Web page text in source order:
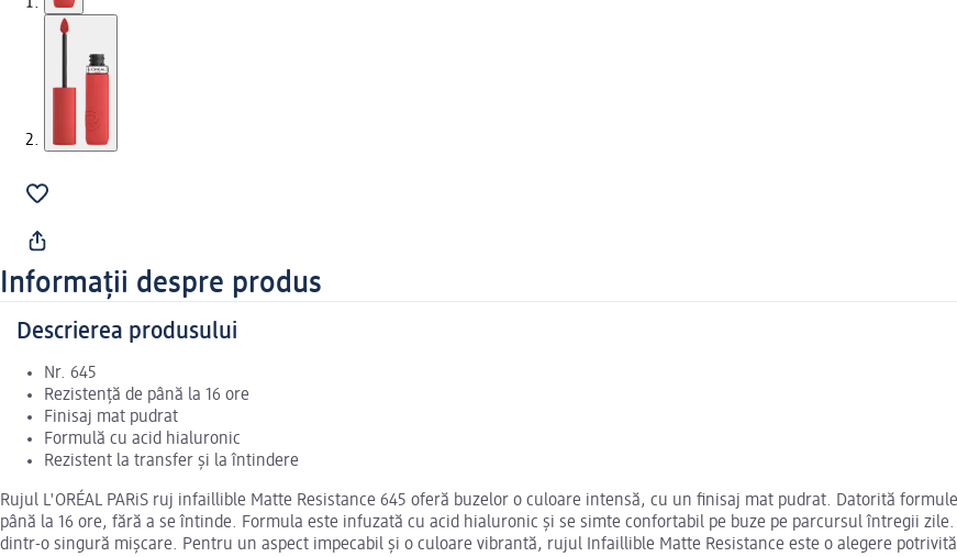
Informații despre produs
Descrierea produsului
Nr. 645
Rezistență de până la 16 ore
Finisaj mat pudrat
Formulă cu acid hialuronic
Rezistent la transfer și la întindere
Rujul L'ORÉAL PARiS ruj infaillible Matte Resistance 645 oferă buzelor o culoare intensă, cu un finisaj mat pudrat. Datorită
până la 16 ore, fără a se întinde. Formula este infuzată cu acid hialuronic și se simte confortabil pe buze pe parcursul întregii
dintr-o singură mișcare. Pentru un aspect impecabil și o culoare vibrantă, rujul Infaillible Matte Resistance este o alegere